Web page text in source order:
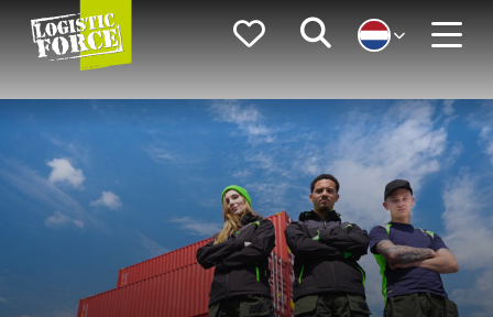
Logistic
Force
FavorietenZoeken